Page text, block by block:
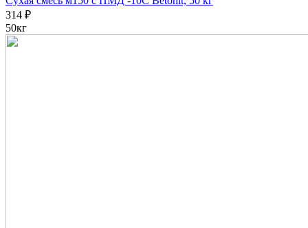
314 ₽
50кг